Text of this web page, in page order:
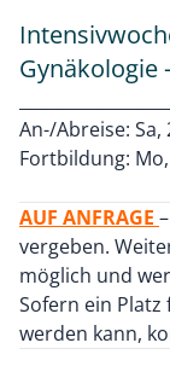
Gynäkologie
An-/Abreise: Sa,
Fortbildung:
AUF ANFRAGE
vergeben.
möglich und
Sofern ein
werden kann,